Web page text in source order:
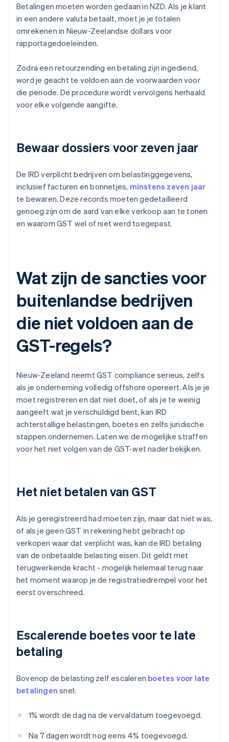
Betalingen moeten worden gedaan in NZD. Als je klant
in een andere valuta betaalt, moet je je totalen
omrekenen in Nieuw-Zeelandse dollars voor
rapportagedoeleinden.
Zodra een retourzending en betaling zijn ingediend,
word je geacht te voldoen aan de voorwaarden voor
die periode. De procedure wordt vervolgens herhaald
voor elke volgende aangifte.
Bewaar dossiers voor zeven jaar
De IRD verplicht bedrijven om belastinggegevens,
inclusief facturen en bonnetjes, minstens zeven jaar
te bewaren. Deze records moeten gedetailleerd
genoeg zijn om de aard van elke verkoop aan te tonen
en waarom GST wel of niet werd toegepast.
Wat zijn de sancties voor
buitenlandse bedrijven
die niet voldoen aan de
GST-regels?
Nieuw-Zeeland neemt GST compliance serieus, zelfs
als je onderneming volledig offshore opereert. Als je je
moet registreren en dat niet doet, of als je te weinig
aangeeft wat je verschuldigd bent, kan IRD
achterstallige belastingen, boetes en zelfs juridische
stappen ondernemen. Laten we de mogelijke straffen
voor het niet volgen van de GST-wet nader bekijken.
Het niet betalen van GST
Als je geregistreerd had moeten zijn, maar dat niet was,
of als je geen GST in rekening hebt gebracht op
verkopen waar dat verplicht was, kan de IRD betaling
van de onbetaalde belasting eisen. Dit geldt met
terugwerkende kracht - mogelijk helemaal terug naar
het moment waarop je de registratiedrempel voor het
eerst overschreed.
Escalerende boetes voor te late
betaling
Bovenop de belasting zelf escaleren boetes voor late
betalingen snel:
1% wordt de dag na de vervaldatum toegevoegd.
Na 7 dagen wordt nog eens 4% toegevoegd.